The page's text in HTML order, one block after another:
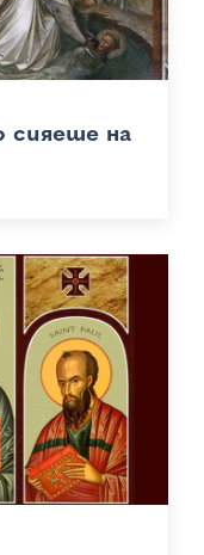
сияеше на